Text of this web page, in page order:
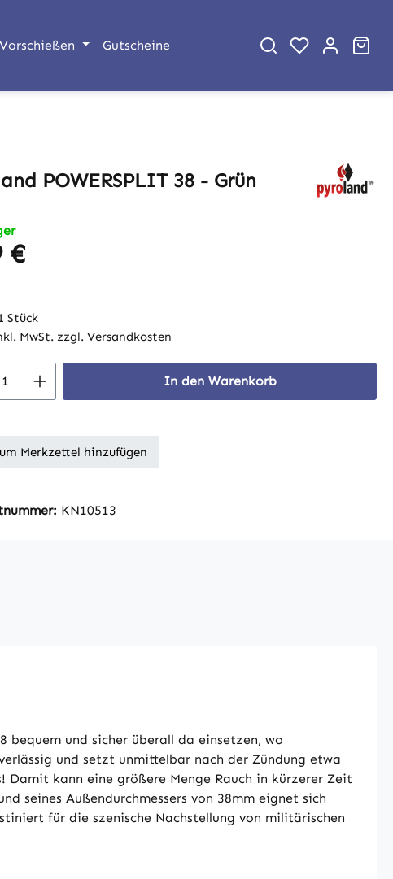
Vorschießen Gutscheine
POWERSPLIT 38 - Grün
Preis:
€
Stück
MwSt. zzgl. Versandkosten
Anzahl: Gib den gewünschten Wert
In den Warenkorb
Merkzettel hinzufügen
KN10513
bequem und sicher überall da einsetzen, wo
und setzt unmittelbar nach der Zündung etwa
Damit kann eine größere Menge Rauch in kürzerer Zeit
seines Außendurchmessers von 38mm eignet sich
für die szenische Nachstellung von militärischen